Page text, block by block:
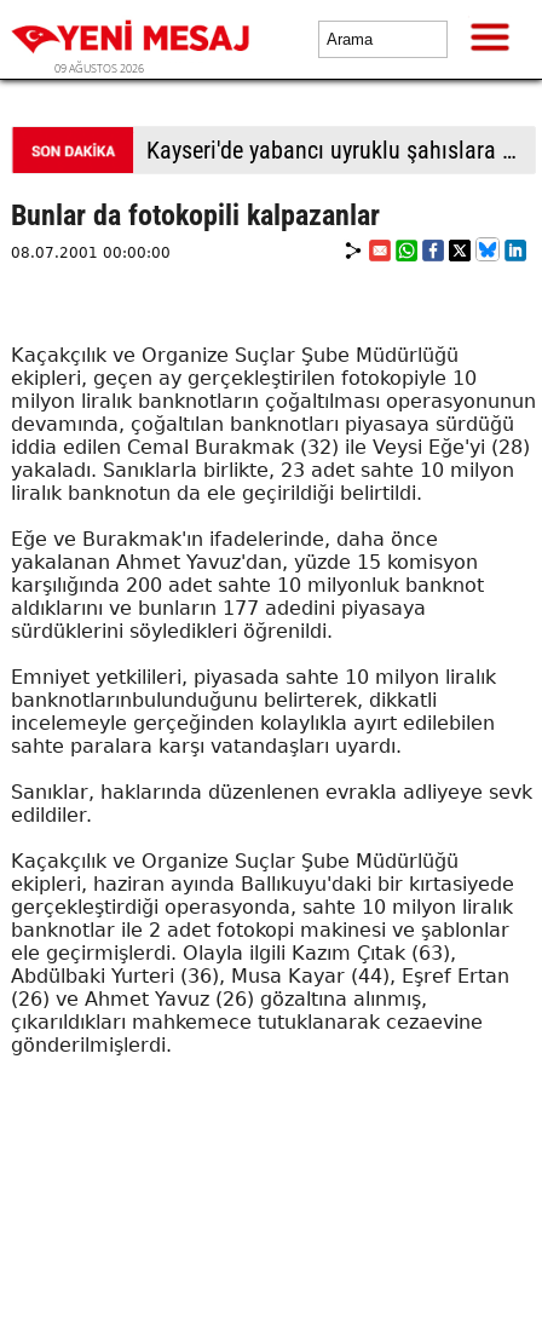
09 AĞUSTOS 2026
BTP Antalya İl Başkanlığından yoğun mesai: İl binasında ve Manavgat'ta üye buluşmaları
Bunlar da fotokopili kalpazanlar
08.07.2001 00:00:00
Kaçakçılık ve Organize Suçlar Şube Müdürlüğü
ekipleri, geçen ay gerçekleştirilen fotokopiyle 10
milyon liralık banknotların çoğaltılması operasyonunun
devamında, çoğaltılan banknotları piyasaya sürdüğü
iddia edilen Cemal Burakmak (32) ile Veysi Eğe'yi (28)
yakaladı. Sanıklarla birlikte, 23 adet sahte 10 milyon
liralık banknotun da ele geçirildiği belirtildi.
Eğe ve Burakmak'ın ifadelerinde, daha önce
yakalanan Ahmet Yavuz'dan, yüzde 15 komisyon
karşılığında 200 adet sahte 10 milyonluk banknot
aldıklarını ve bunların 177 adedini piyasaya
sürdüklerini söyledikleri öğrenildi.
Emniyet yetkilileri, piyasada sahte 10 milyon liralık
banknotlarınbulunduğunu belirterek, dikkatli
incelemeyle gerçeğinden kolaylıkla ayırt edilebilen
sahte paralara karşı vatandaşları uyardı.
Sanıklar, haklarında düzenlenen evrakla adliyeye sevk
edildiler.
Kaçakçılık ve Organize Suçlar Şube Müdürlüğü
ekipleri, haziran ayında Ballıkuyu'daki bir kırtasiyede
gerçekleştirdiği operasyonda, sahte 10 milyon liralık
banknotlar ile 2 adet fotokopi makinesi ve şablonlar
ele geçirmişlerdi. Olayla ilgili Kazım Çıtak (63),
Abdülbaki Yurteri (36), Musa Kayar (44), Eşref Ertan
(26) ve Ahmet Yavuz (26) gözaltına alınmış,
çıkarıldıkları mahkemece tutuklanarak cezaevine
gönderilmişlerdi.